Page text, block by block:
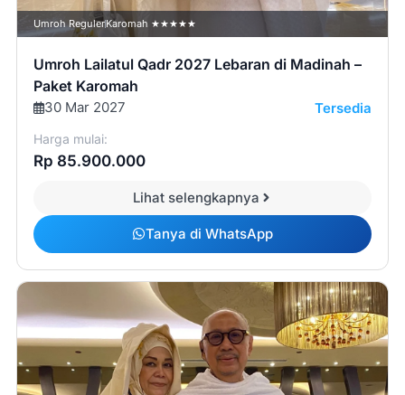
Umroh RegulerKaromah ★★★★★
Umroh Lailatul Qadr 2027 Lebaran di Madinah –
Paket Karomah
30 Mar 2027 Tersedia
Harga mulai:
Rp 85.900.000
Lihat selengkapnya
Tanya di WhatsApp